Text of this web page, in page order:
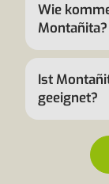
Wie
Montañita?
Ist
geeignet?